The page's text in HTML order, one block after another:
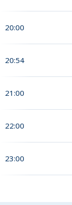
20:00
20:54
21:00
22:00
23:00